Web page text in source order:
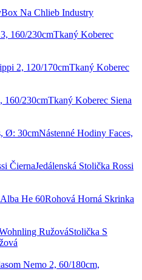
Box Na Chlieb Industry
Tkaný Koberec
Tkaný Koberec
Tkaný Koberec Siena
Nástenné Hodiny Faces,
Jedálenská Stolička Rossi
Rohová Horná Skrinka
Stolička S